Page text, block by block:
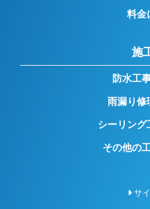
料金
施
防水工
雨漏り修
シーリング
その他の
サ